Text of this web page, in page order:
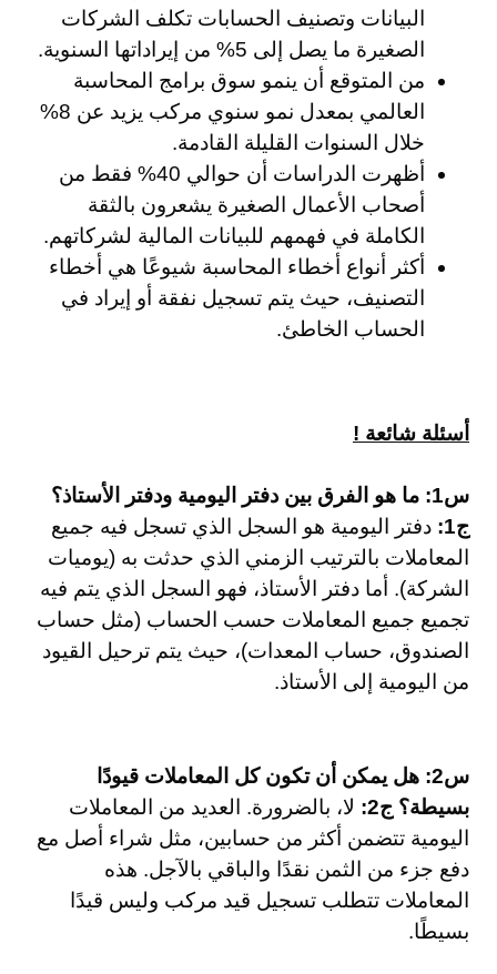
البيانات وتصنيف الحسابات تكلف الشركات
الصغيرة ما يصل إلى 5% من إيراداتها السنوية.
من المتوقع أن ينمو سوق برامج المحاسبة
العالمي بمعدل نمو سنوي مركب يزيد عن 8%
خلال السنوات القليلة القادمة.
أظهرت الدراسات أن حوالي 40% فقط من
أصحاب الأعمال الصغيرة يشعرون بالثقة
الكاملة في فهمهم للبيانات المالية لشركاتهم.
أكثر أنواع أخطاء المحاسبة شيوعًا هي أخطاء
التصنيف، حيث يتم تسجيل نفقة أو إيراد في
الحساب الخاطئ.
أسئلة شائعة !
س1: ما هو الفرق بين دفتر اليومية ودفتر الأستاذ؟
ج1:
دفتر اليومية هو السجل الذي تسجل فيه جميع
المعاملات بالترتيب الزمني الذي حدثت به (يوميات
الشركة). أما دفتر الأستاذ، فهو السجل الذي يتم فيه
تجميع جميع المعاملات حسب الحساب (مثل حساب
الصندوق، حساب المعدات)، حيث يتم ترحيل القيود
من اليومية إلى الأستاذ.
س2: هل يمكن أن تكون كل المعاملات قيودًا
بسيطة؟ ج2:
لا، بالضرورة. العديد من المعاملات
اليومية تتضمن أكثر من حسابين، مثل شراء أصل مع
دفع جزء من الثمن نقدًا والباقي بالآجل. هذه
المعاملات تتطلب تسجيل قيد مركب وليس قيدًا
بسيطًا.